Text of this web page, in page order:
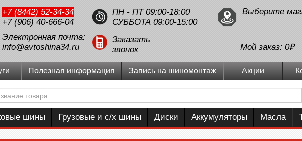
+7 (8442) 52-34-34
+7 (906) 40-666-04
Электронная почта:
info@avtoshina34.ru
ПН - ПТ 09:00-18:00
СУББОТА 09:00-15:00
Заказать
звонок
Выберите
Мой заказ: 0₽
Полезная информация Запись на шиномонтаж Акции
шины Грузовые и с/х шины Диски Аккумуляторы Масла